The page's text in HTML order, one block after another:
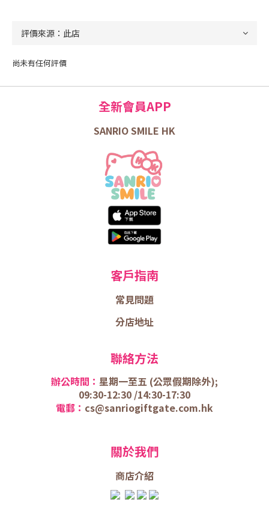
尚未有任何評價
全新會員APP
SANRIO SMILE HK
客戶指南
常見問題
分店地址
聯絡方法
辦公時間： 星期一至五 (公眾假期除外);
09:30-12:30 /14:30-17:30
電郵： cs@sanriogiftgate.com.hk
關於我們
商店介紹